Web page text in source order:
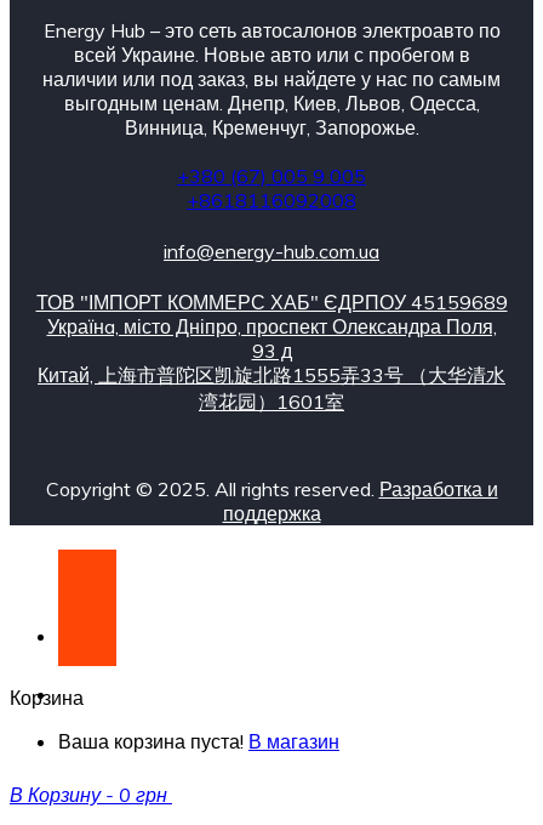
Energy Hub – это сеть автосалонов электроавто по
всей Украине. Новые авто или с пробегом в
наличии или под заказ, вы найдете у нас по самым
выгодным ценам. Днепр, Киев, Львов, Одесса,
Винница, Кременчуг, Запорожье.
+380 (67) 005 9 005
+8618116092008
info@energy-hub.com.ua
ТОВ "ІМПОРТ КОММЕРС ХАБ" ЄДРПОУ 45159689
Українa, місто Дніпро, проспект Олександра Поля,
93 д
Китай, 上海市普陀区凯旋北路1555弄33号 （大华清水
湾花园）1601室
Copyright © 2025. All rights reserved. Разработка и
поддержка
Корзина
Ваша корзина пуста! В магазин
В Корзину - 0 грн